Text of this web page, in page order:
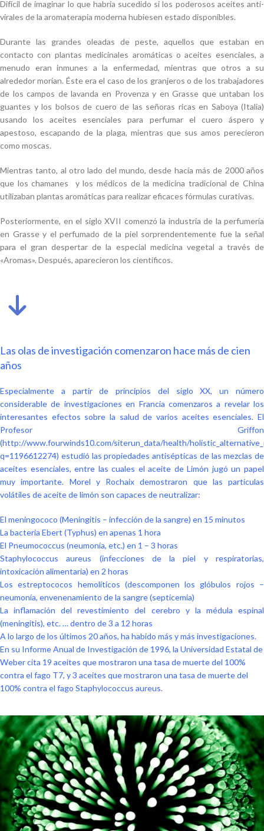
Difícil de imaginar lo que habría sucedido si los poderosos aceites anti-
virales de la aromaterapia moderna hubiesen estado disponibles.
Durante las grandes oleadas de peste, aquellos que estaban en
contacto con plantas medicinales aromáticas o aceites esenciales, a
menudo eran inmunes a la enfermedad, mientras que otros a su
alrededor morían. Éste era el caso de los granjeros o de los trabajadores
de los campos de lavanda en Provenza y en Grasse que untaban los
guantes y los bolsos de cuero de las señoras ricas en Saboya (Italia)
usando los aceites esenciales para perfumar el cuero áspero y
apestoso, escapando de la plaga, mientras que sus amos perecieron
como moscas.
Mientras tanto, al otro lado del mundo, desde hacía más de 2000 años
que los chamanes y los médicos de la medicina tradicional de China
utilizaban plantas aromáticas para realizar eficaces fórmulas curativas.
Posteriormente, en el siglo XVII comenzó la industria de la perfumería
en Grasse y el perfumado de la piel sorprendentemente fue la señal
para el gran despertar de la especial medicina vegetal a través de
«Aromas». Después, aparecieron los científicos.
Las olas de investigación comenzaron hace más de cien
años
Especialmente a partir de principios del siglo XX, un número
considerable de investigaciones en Francia comenzaros a revelar los
interesantes efectos sobre la salud de varios aceites esenciales. El
Profesor Griffon
(http://www.fourwinds10.com/siterun_data/health/
q=1196612274) estudió las propiedades antisépticas de las mezclas de
aceites esenciales, entre las cuales el aceite de Limón jugó un papel
muy importante. Morel y Rochaix demostraron que las partículas
volátiles de aceite de limón son capaces de neutralizar:
El meningococo (Meningitis – infección de la sangre) en 15 minutos
La bacteria Ebert (Typhus) en apenas 1 hora
El Pneumococcus (neumonía, etc.) en 1 – 3 horas
Staphylococcus aureus (infecciones de la piel y respiratorias,
intoxicación alimentaria) en 2 horas
Los estreptococos hemolíticos (descomponen los glóbulos rojos –
neumonía, envenenamiento de la sangre (septicemia)
La inflamación del revestimiento del cerebro y la médula espinal
(meningitis), etc. … dentro de 3 a 12 horas
A lo largo de los últimos 20 años, ha habido más y más investigaciones.
En su Informe Anual de Investigación de 1996, la Universidad Estatal de
Weber cita 19 aceites que mostraron una tasa de muerte del 100%
contra el fago T7, y 3 aceites que mostraron una tasa de muerte del
100% contra el fago Staphylococcus aureus.